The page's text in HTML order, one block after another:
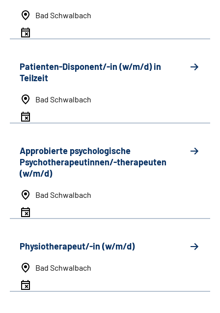
Bad Schwalbach
Patienten-Disponent/-in (w/m/d) in
Teilzeit
Bad Schwalbach
Approbierte psychologische
Psychotherapeutinnen/-therapeuten
(w/m/d)
Bad Schwalbach
Physiotherapeut/-in (w/m/d)
Bad Schwalbach